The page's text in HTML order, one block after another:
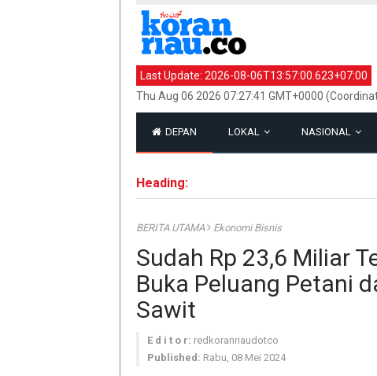
Last Update: 2026-08-06T13:57:00.623+07:00
Thu Aug 06 2026 07:27:41 GMT+0000
DEPAN LOKAL NASIONAL
Heading:
BERITA UTAMA Ekonomi Bisnis
Sudah Rp 23,6 Miliar
Buka Peluang Petani
Sawit
E d i t o r: redkoranriaudotco
Published: Rabu, 08 Mei 2024